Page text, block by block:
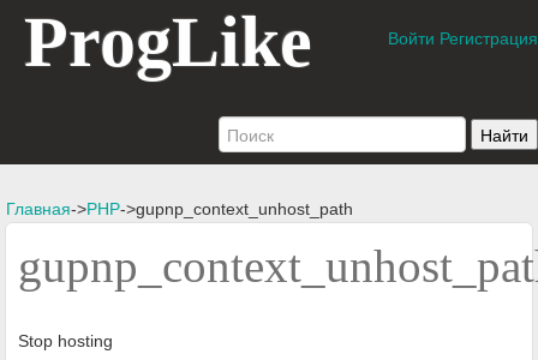
ProgLike Войти Регистрация
Главная->PHP->gupnp_context_unhost_path
Stop hosting